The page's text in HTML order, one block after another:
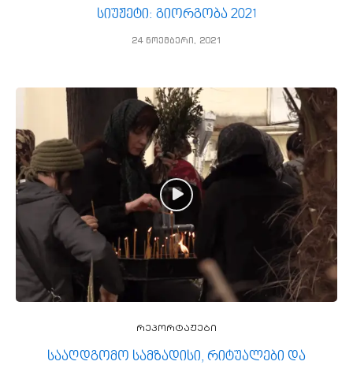
სიუჟეტი: გიორგობა 2021
24 ნოემბერი, 2021
რეპორტაჟები
სააღდგომო სამზადისი, რიტუალები და